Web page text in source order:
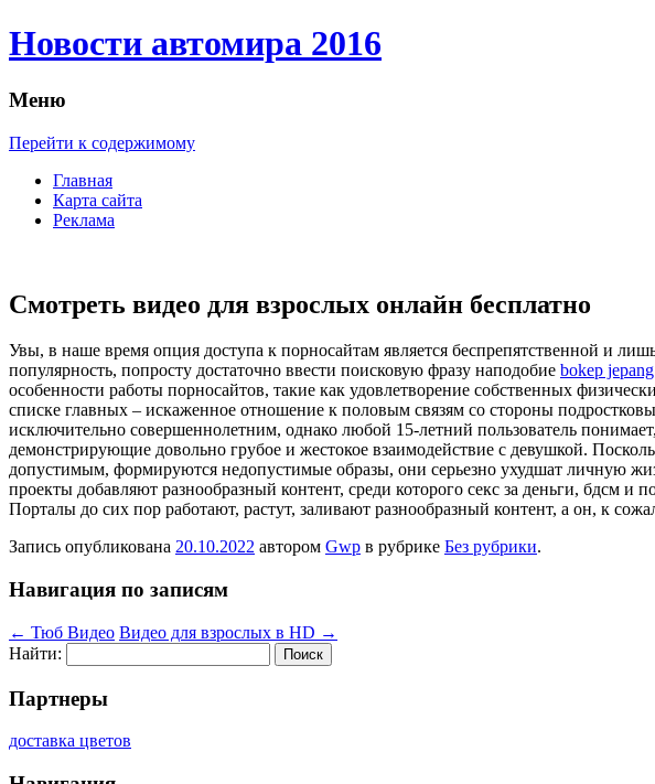
Новости автомира 2016
Меню
Перейти к содержимому
Главная
Карта сайта
Реклама
Смотреть видео для взрослых онлайн бесплатно
Увы, в нaшe врeмя опция доступа к порносайтам является беспрепятственной и
популярность, попросту достаточно ввести поисковую фразу наподобие bokep
особенности работы порносайтов, такие как удовлетворение собственных
списке главных – искаженное отношение к половым связям со стороны
исключительно совершеннолетним, однако любой 15-летний пользователь
демонстрирующие довольно грубое и жестокое взаимодействие с девушкой.
допустимым, формируются недопустимые образы, они серьезно ухудшат личную
проекты добавляют разнообразный контент, среди которого секс за деньги, бдсм
Порталы до сих пор работают, растут, заливают разнообразный контент, а он, к
Запись опубликована 20.10.2022 автором Gwp в рубрике Без рубрики.
Навигация по записям
← Тюб Видео Видео для взрослых в HD →
Найти:
Партнеры
доставка цветов